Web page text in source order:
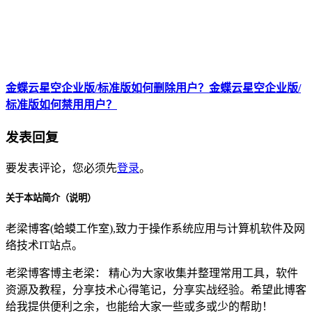
金蝶云星空企业版/标准版如何删除用户？金蝶云星空企业版/
标准版如何禁用用户？
发表回复
要发表评论，您必须先登录。
关于本站简介（说明）
老梁博客(蛤蟆工作室),致力于操作系统应用与计算机软件及网
络技术IT站点。
老梁博客博主老梁： 精心为大家收集并整理常用工具，软件
资源及教程，分享技术心得笔记，分享实战经验。希望此博客
给我提供便利之余，也能给大家一些或多或少的帮助！